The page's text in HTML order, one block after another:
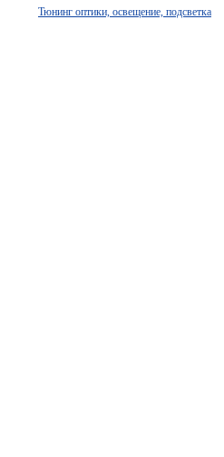
Тюнинг оптики, освещение, подсветка